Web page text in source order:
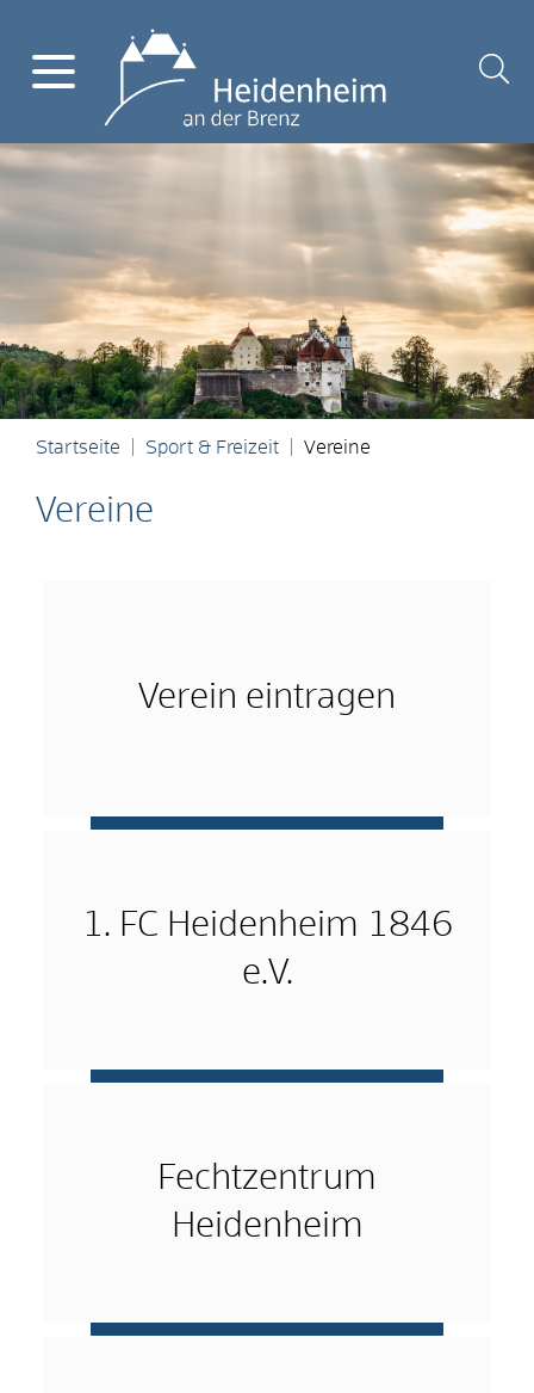
Startseite Sport & Freizeit Vereine
Vereine
Verein eintragen
1. FC Heidenheim 1846
e.V.
Fechtzentrum
Heidenheim